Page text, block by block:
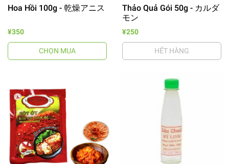
Hoa Hồi 100g - 乾燥アニス
¥350
CHỌN MUA
Thảo Quả Gói 50g - カルダ
モン
¥250
HẾT HÀNG